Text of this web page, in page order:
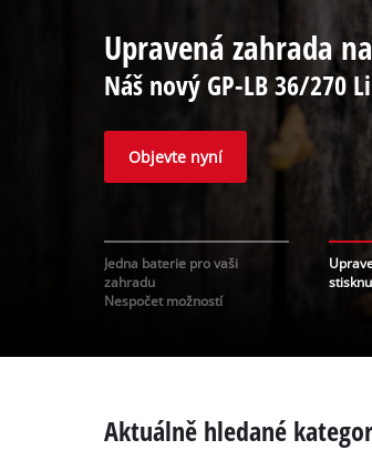
čeština
Upravená zahrada
Náš nový GP-LB 36/270
Objevte nyní
Jedna baterie pro vaši
zahradu
Nespočet možností
Aktuálně hledané